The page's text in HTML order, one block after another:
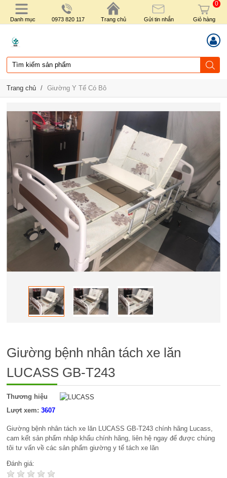
Danh mục 0973 820 117 Trang chủ Gửi tin nhắn
0
Giỏ hàng
Trang chủ / Giường Y Tế Có Bô
Giường bệnh nhân tách xe lăn
LUCASS GB-T243
Thương hiệu
Lượt xem:3607
Giường bệnh nhân tách xe lăn LUCASS GB-T243 chính hãng Lucass,
cam kết sản phẩm nhập khẩu chính hãng, liên hệ ngay để được chúng
tôi tư vấn về các sản phẩm giường y tế tách xe lăn
Đánh giá: